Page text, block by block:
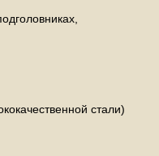
стали)